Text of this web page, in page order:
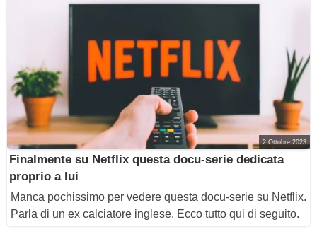
2 Ottobre 2023
Finalmente su Netflix questa docu-serie dedicata
proprio a lui
Manca pochissimo per vedere questa docu-serie su Netflix.
Parla di un ex calciatore inglese. Ecco tutto qui di seguito.